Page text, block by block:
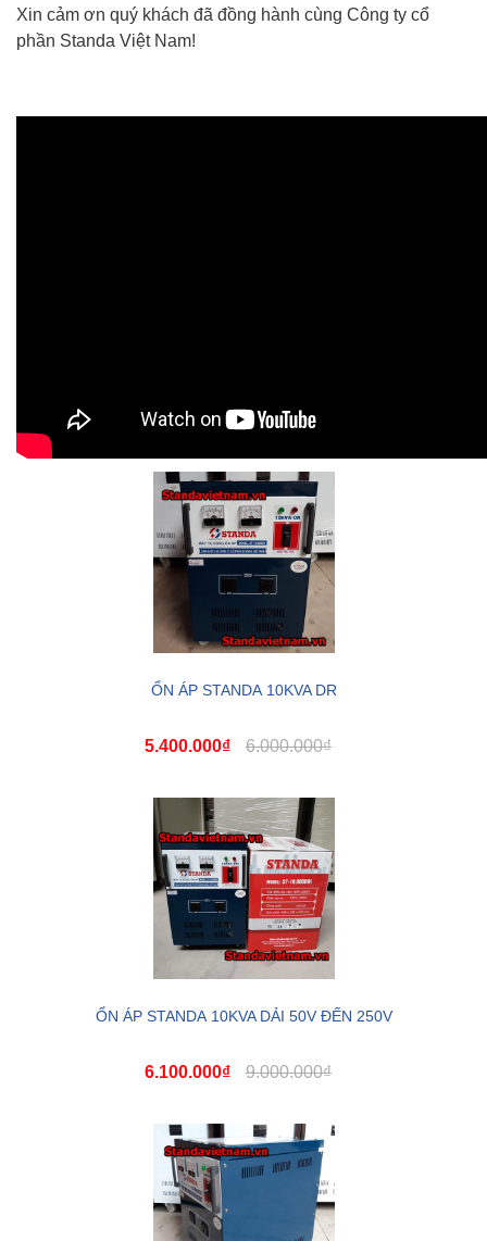
Xin cảm ơn quý khách đã đồng hành cùng Công ty cổ
phần Standa Việt Nam!
ỔN ÁP STANDA 10KVA DR
5.400.000₫ 6.000.000₫
ỔN ÁP STANDA 10KVA DẢI 50V ĐẾN 250V
6.100.000₫ 9.000.000₫